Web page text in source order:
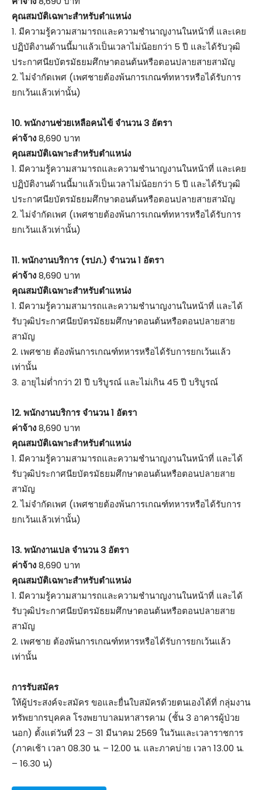
คุณสมบัติเฉพาะสำหรับตำแหน่ง
1. มีความรู้ความสามารถและความชำนาญงานในหน้าที่ และเคย
ปฏิบัติงานด้านนี้มาแล้วเป็นเวลาไม่น้อยกว่า 5 ปี และได้รับวุฒิ
ประกาศนียบัตรมัธยมศึกษาตอนต้นหรือตอนปลายสายสามัญ
2. ไม่จำกัดเพศ (เพศชายต้องพ้นการเกณฑ์ทหารหรือได้รับการ
ยกเว้นแล้วเท่านั้น)
10. พนักงานช่วยเหลือคนไข้ จำนวน 3 อัตรา
ค่าจ้าง8,690 บาท
คุณสมบัติเฉพาะสำหรับตำแหน่ง
1. มีความรู้ความสามารถและความชำนาญงานในหน้าที่ และเคย
ปฏิบัติงานด้านนี้มาแล้วเป็นเวลาไม่น้อยกว่า 5 ปี และได้รับวุฒิ
ประกาศนียบัตรมัธยมศึกษาตอนต้นหรือตอนปลายสายสามัญ
2. ไม่จำกัดเพศ (เพศชายต้องพ้นการเกณฑ์ทหารหรือได้รับการ
ยกเว้นแล้วเท่านั้น)
11. พนักงานบริการ (รปภ.) จำนวน 1 อัตรา
ค่าจ้าง8,690 บาท
คุณสมบัติเฉพาะสำหรับตำแหน่ง
1. มีความรู้ความสามารถและความชำนาญงานในหน้าที่ และได้
รับวุฒิประกาศนียบัตรมัธยมศึกษาตอนต้นหรือตอนปลายสาย
สามัญ
2. เพศชาย ต้องพ้นการเกณฑ์ทหารหรือได้รับการยกเว้นแล้ว
เท่านั้น
3. อายุไม่ต่ำกว่า 21 ปี บริบูรณ์ และไม่เกิน 45 ปี บริบูรณ์
12. พนักงานบริการ จำนวน 1 อัตรา
ค่าจ้าง8,690 บาท
คุณสมบัติเฉพาะสำหรับตำแหน่ง
1. มีความรู้ความสามารถและความชำนาญงานในหน้าที่ และได้
รับวุฒิประกาศนียบัตรมัธยมศึกษาตอนต้นหรือตอนปลายสาย
สามัญ
2. ไม่จำกัดเพศ (เพศชายต้องพ้นการเกณฑ์ทหารหรือได้รับการ
ยกเว้นแล้วเท่านั้น)
13. พนักงานเปล จำนวน 3 อัตรา
ค่าจ้าง8,690 บาท
คุณสมบัติเฉพาะสำหรับตำแหน่ง
1. มีความรู้ความสามารถและความชำนาญงานในหน้าที่ และได้
รับวุฒิประกาศนียบัตรมัธยมศึกษาตอนต้นหรือตอนปลายสาย
สามัญ
2. เพศชาย ต้องพ้นการเกณฑ์ทหารหรือได้รับการยกเว้นแล้ว
เท่านั้น
การรับสมัคร
ให้ผู้ประสงค์จะสมัคร ขอและยื่นใบสมัครด้วยตนเองได้ที่ กลุ่มงาน
ทรัพยากรบุคคล โรงพยาบาลมหาสารคาม (ชั้น​ 3 อาคารผู้ป่วย
นอก) ตั้งแต่วันที่ 23 – 31 มีนาคม 2569 ในวันและเวลาราชการ
(ภาคเช้า เวลา 08.30 น. – 12.00 น. และภาคบ่าย เวลา 13.00 น.
– 16.30 น)